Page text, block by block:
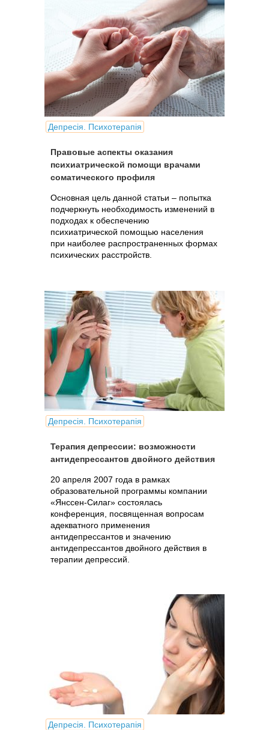
Депресія. Психотерапія
Правовые аспекты оказания
психиатрической помощи врачами
соматического профиля
Основная цель данной статьи – попытка
подчеркнуть необходимость изменений в
подходах к обеспечению
психиатрической помощью населения
при наиболее распространенных формах
психических расстройств.
Депресія. Психотерапія
Терапия депрессии: возможности
антидепрессантов двойного действия
20 апреля 2007 года в рамках
образовательной программы компании
«Янссен-Силаг» состоялась
конференция, посвященная вопросам
адекватного применения
антидепрессантов и значению
антидепрессантов двойного действия в
терапии депрессий.
Депресія. Психотерапія